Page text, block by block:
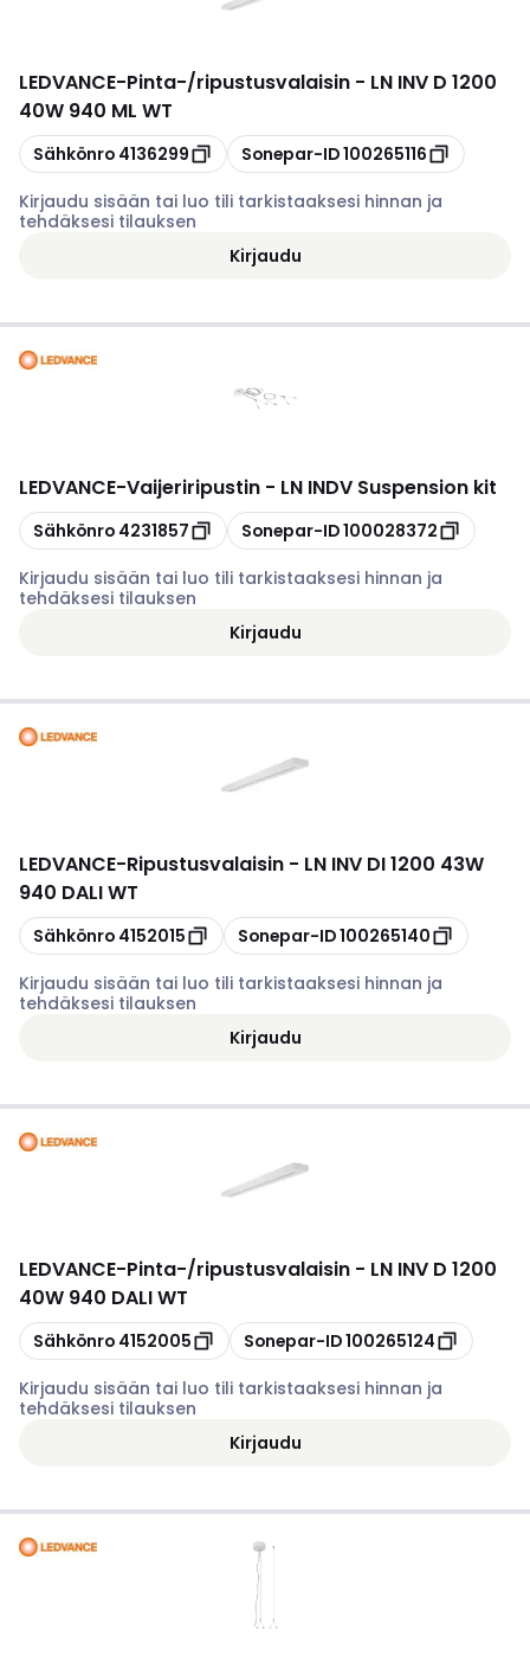
LEDVANCE-Pinta-/ripustusvalaisin - LN INV D 1200
40W 940 ML WT
Kopioi
Sähkönro 4136299 Kopioi
Sonepar-ID100265116
Kirjaudu sisään tai luo tili tarkistaaksesi hinnan ja
tehdäksesi tilauksen
Kirjaudu
LEDVANCE-Vaijeriripustin - LN INDV Suspension kit
Kopioi
Sähkönro 4231857 Kopioi
Sonepar-ID100028372
Kirjaudu sisään tai luo tili tarkistaaksesi hinnan ja
tehdäksesi tilauksen
Kirjaudu
LEDVANCE-Ripustusvalaisin - LN INV DI 1200 43W
940 DALI WT
Kopioi
Sähkönro 4152015 Kopioi
Sonepar-ID100265140
Kirjaudu sisään tai luo tili tarkistaaksesi hinnan ja
tehdäksesi tilauksen
Kirjaudu
LEDVANCE-Pinta-/ripustusvalaisin - LN INV D 1200
40W 940 DALI WT
Kopioi
Sähkönro 4152005 Kopioi
Sonepar-ID100265124
Kirjaudu sisään tai luo tili tarkistaaksesi hinnan ja
tehdäksesi tilauksen
Kirjaudu